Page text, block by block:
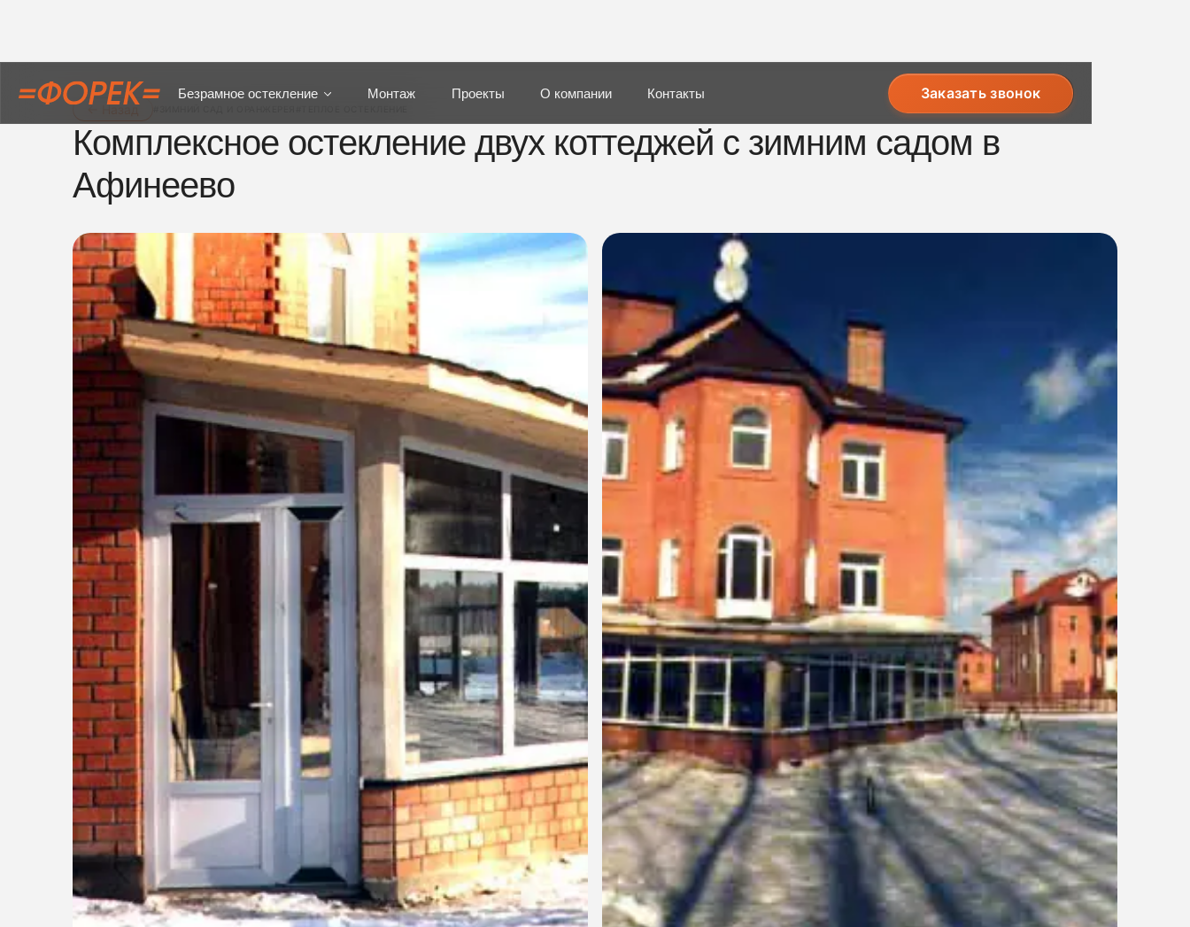
Безрамное остекление Монтаж Проекты О компании Контакты Заказать звонок
← Назад
Комплексное остекление двух коттеджей с зимним садом в
Афинеево